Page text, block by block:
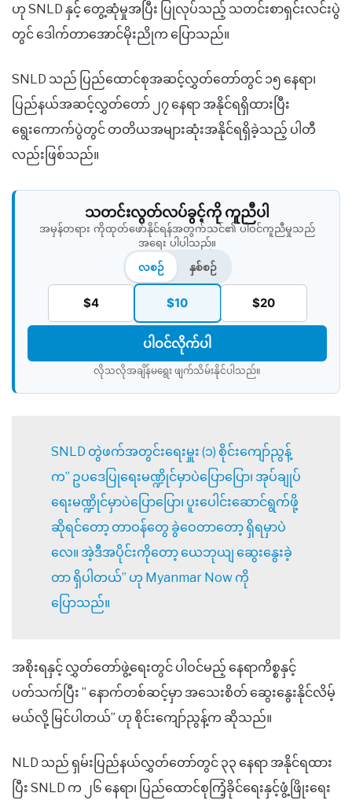
ဟု SNLD နှင့် တွေ့ဆုံမှုအပြီး ပြုလုပ်သည့် သတင်းစာရှင်းလင်းပွဲ
တွင် ဒေါက်တာအောင်မိုးညိုက ပြောသည်။
SNLD သည် ပြည်ထောင်စုအဆင့်လွှတ်တော်တွင် ၁၅ နေရာ၊
ပြည်နယ်အဆင့်လွှတ်တော် ၂၇ နေရာ အနိုင်ရရှိထားပြီး
ရွေးကောက်ပွဲတွင် တတိယအများဆုံးအနိုင်ရရှိခဲ့သည့် ပါတီ
လည်းဖြစ်သည်။
သတင်းလွတ်လပ်ခွင့်ကို ကူညီပါ
အမှန်တရား ကိုထုတ်ဖော်နိုင်ရန်အတွက်သင်၏ ပါဝင်ကူညီမှုသည်
အရေး ပါပါသည်။
လစဉ်
နှစ်စဉ်
$4 $10 $20
ပါဝင်လိုက်ပါ
လိုသလိုအချိန်မရွေး ဖျက်သိမ်းနိုင်ပါသည်။​
SNLD တွဲဖက်အတွင်းရေးမှူး (၁) စိုင်းကျော်ညွန့်
က” ဥပဒေပြုရေးမဏ္ဍိုင်မှာပဲပြောပြော၊ အုပ်ချုပ်
ရေးမဏ္ဍိုင်မှာပဲပြောပြော၊ ပူးပေါင်းဆောင်ရွက်ဖို့
ဆိုရင်တော့ တာဝန်တွေ ခွဲဝေတာတော့ ရှိရမှာပဲ
လေ။ အဲ့ဒီအပိုင်းကိုတော့ ယေဘုယျ ဆွေးနွေးခဲ့
တာ ရှိပါတယ်” ဟု Myanmar Now ကို
ပြောသည်။
အစိုးရနှင့် လွှတ်တော်ဖွဲ့ရေးတွင် ပါဝင်မည့် နေရာကိစ္စနှင့်
ပတ်သက်ပြီး ” နောက်တစ်ဆင့်မှာ အသေးစိတ် ဆွေးနွေးနိုင်လိမ့်
မယ်လို့ မြင်ပါတယ်” ဟု စိုင်းကျော်ညွန့်က ဆိုသည်။
NLD သည် ရှမ်းပြည်နယ်လွှတ်တော်တွင် ၃၃ နေရာ အနိုင်ရထား
ပြီး SNLD က ၂၆ နေရာ၊ ပြည်ထောင်စုကြံ့ခိုင်ရေးနှင့်ဖွံ့ဖြိုးရေး